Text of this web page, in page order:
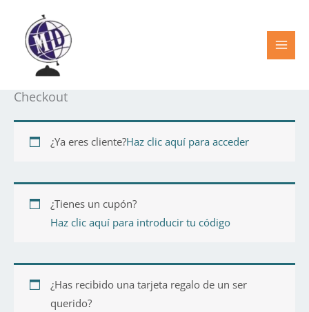
contenido
Checkout
¿Ya eres cliente?Haz clic aquí para acceder
¿Tienes un cupón?
Haz clic aquí para introducir tu código
¿Has recibido una tarjeta regalo de un ser
querido?